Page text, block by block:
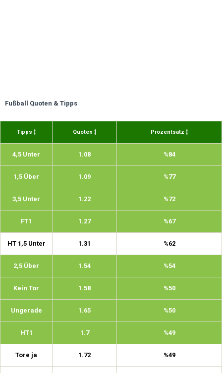
Fußball Quoten & Tipps
Tipps Quoten Prozentsatz
4,5 Unter 1.08 %84
1,5 Über 1.09 %77
3,5 Unter 1.22 %72
FT1 1.27 %67
HT 1,5 Unter 1.31 %62
2,5 Über 1.54 %54
Kein Tor 1.58 %50
Ungerade 1.65 %50
HT1 1.7 %49
Tore ja 1.72 %49